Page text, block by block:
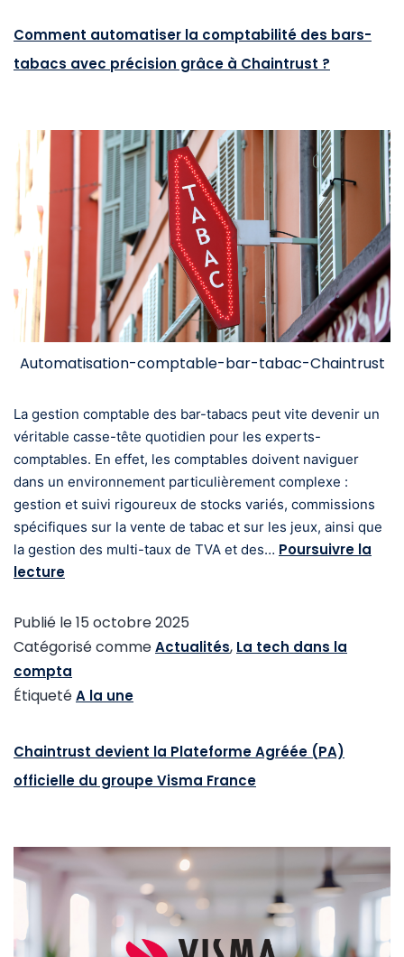
Comment automatiser la comptabilité des bars-
tabacs avec précision grâce à Chaintrust ?
Automatisation-comptable-bar-tabac-Chaintrust
La gestion comptable des bar-tabacs peut vite devenir un
véritable casse-tête quotidien pour les experts-
comptables. En effet, les comptables doivent naviguer
dans un environnement particulièrement complexe :
gestion et suivi rigoureux de stocks variés, commissions
spécifiques sur la vente de tabac et sur les jeux, ainsi que
la gestion des multi-taux de TVA et des… Poursuivre la
lecture
Publié le15 octobre 2025
Catégorisé commeActualités, La tech dans la
compta
ÉtiquetéA la une
Chaintrust devient la Plateforme Agréée (PA)
officielle du groupe Visma France